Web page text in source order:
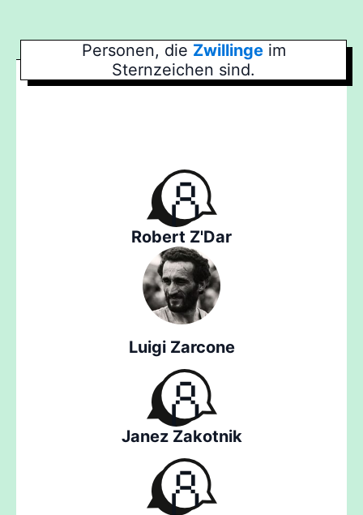
Personen, die Zwillinge im
Sternzeichen sind.
Robert Z'Dar
Luigi Zarcone
Janez Zakotnik